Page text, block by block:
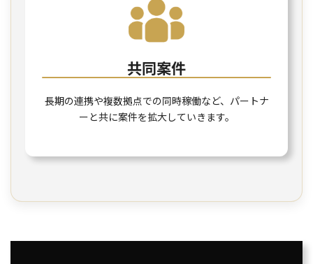
共同案件
長期の連携や複数拠点での同時稼働など、パートナ
ーと共に案件を拡大していきます。